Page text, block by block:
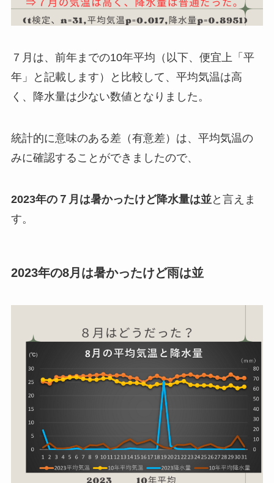
７月は、前年までの10年平均（以下、便宜上「平
年」と記載します）と比較して、平均気温は高
く、降水量は少ない数値となりました。
統計的に意味のある差（有意差）は、平均気温の
みに確認することができましたので、
2023年の７月は暑かったけど降水量は並と言えま
す。
2023年の8月は暑かったけど雨は並